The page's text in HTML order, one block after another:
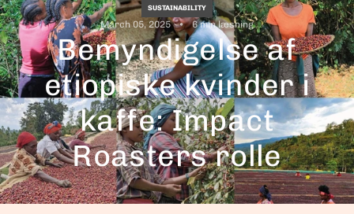
N
D
H
O
L
D
SUSTAINABILITY
March 05, 2025 6 min læsning
Bemyndigelse af
etiopiske kvinder i
kaffe: Impact
Roasters rolle